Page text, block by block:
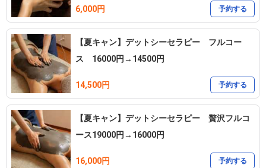
夜間の🈺は20時迄では御座いますが、施術終了時間は20時以降でも
予約システムからご希望の時間帯の予約が入らない時は、LINEかお
電話にて直接お問い合わせください🤗
🌕✨💫🌙🌙✨✨✨🌟🌟✨✨✨🌙🌙💫✨🌕
SPLENDはアーユルヴェーダとエステティックを融合させたサロン
で、こころと身体を一面的に捕え、内面、外面を磨き上げる事の出
6,000円 予約する
【夏キャン】デットシーセラピー フルコー
ス 16000円→14500円
14,500円 予約する
【夏キャン】デットシーセラピー 贅沢フルコ
ース19000円→16000円
16,000円 予約する